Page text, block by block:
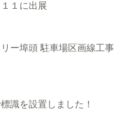
１に出展
ー埠頭 駐車場区画線工事
識を設置しました！